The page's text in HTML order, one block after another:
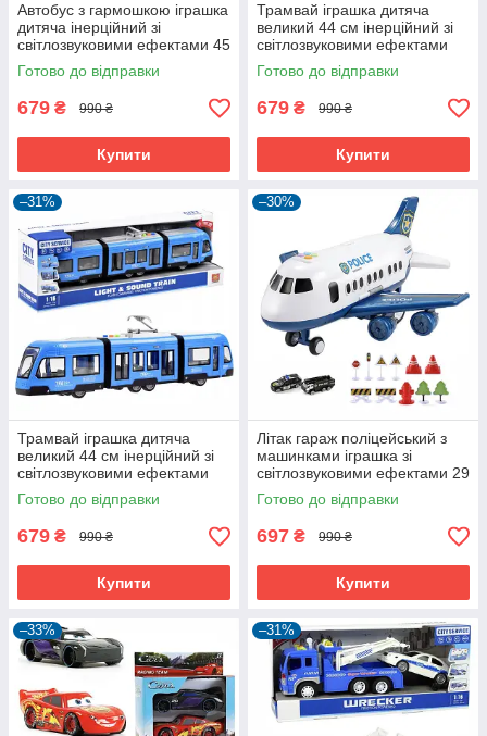
Автобус з гармошкою іграшка
дитяча інерційний зі
світлозвуковими ефектами 45
см Помаранчевий (59809)
Готово до відправки
679 ₴ 990 ₴
Купити
Трамвай іграшка дитяча
великий 44 см інерційний зі
світлозвуковими ефектами
Червоний (59836)
Готово до відправки
679 ₴ 990 ₴
Купити
–31%
Трамвай іграшка дитяча
великий 44 см інерційний зі
світлозвуковими ефектами
Синій (59837)
Готово до відправки
679 ₴ 990 ₴
Купити
–30%
Літак гараж поліцейський з
машинками іграшка зі
світлозвуковими ефектами 29
см Синій (59855)
Готово до відправки
697 ₴ 990 ₴
Купити
–33% –31%